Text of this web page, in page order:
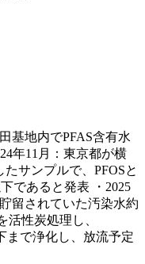
基地内でPFAS含有水
年11月：東京都が横
サンプルで、PFOSと
であると発表 ・2025
留されていた汚染水約
活性炭処理し、
まで浄化し、放流予定